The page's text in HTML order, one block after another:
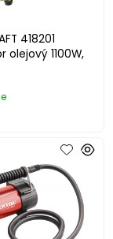
418201
olejový 1100W,